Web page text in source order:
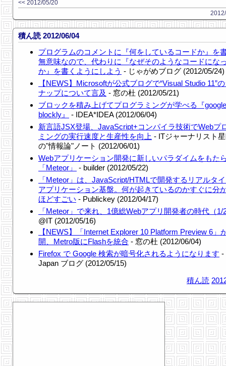
<< 2012/05/20
積ん読 2012/06/04
プログラムのコメントに『何をしているコードか』を
無意味なので、代わりに『なぜそのようなコードにな
か』を書くようにしよう - じゃがめブログ (2012/05/24)
【NEWS】Microsoftが公式ブログで“Visual Studio 11”
ナップについて言及 - 窓の杜 (2012/05/21)
ブロックを積み上げてプログラミングが学べる『
blockly』
- IDEA*IDEA (2012/06/04)
新言語JSX登場、JavaScript+コンパイラ技術でWebプ
ミングの実行速度と生産性を向上 - ITジャーナリスト
の"情報論"ノート (2012/06/01)
Webアプリケーション開発に新しいパラダイムをもた
「Meteor」
- builder (2012/05/22)
「Meteor」は、JavaScript/HTMLで開発するリアルタ
アプリケーション基盤。何が起きているのかすぐに分
ほどすごい - Publickey (2012/04/17)
「Meteor」で来れ、1億総Webアプリ開発者の時代（1/
@IT (2012/05/16)
【NEWS】「Internet Explorer 10 Platform Preview 6」
開、Metro版にFlashを統合 - 窓の杜 (2012/06/04)
Firefox で Google 検索が暗号化されるようになります -
Japan ブログ (2012/05/15)
積ん読